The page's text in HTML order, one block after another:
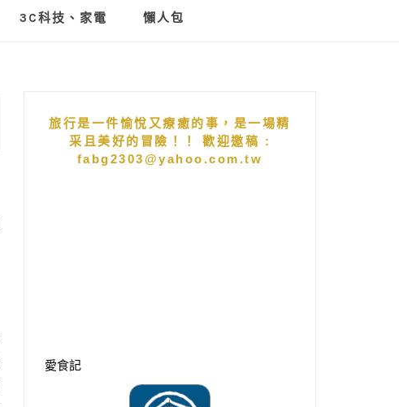
3C科技、家電 懶人包
旅行是一件愉悅又療癒的事，是一場精
采且美好的冒險！！ 歡迎邀稿 :
fabg2303@yahoo.com.tw
愛食記